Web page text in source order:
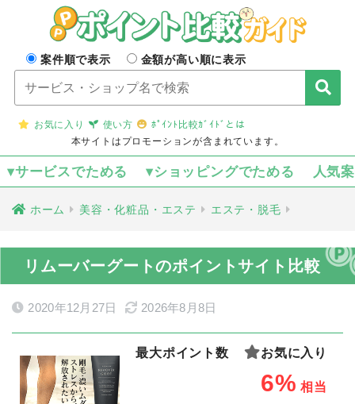
案件順で表示 金額が高い順に表示
お気に入り 使い方
ﾎﾟｲﾝﾄ比較ｶﾞｲﾄﾞとは
本サイトはプロモーションが含まれています。
▾サービスでためる ▾ショッピングでためる 人気
ホーム 美容・化粧品・エステ エステ・脱毛
リムーバーグートのポイントサイト比較
2020年12月27日 2026年8月8日
最大ポイント数 お気に入り
6% 相当